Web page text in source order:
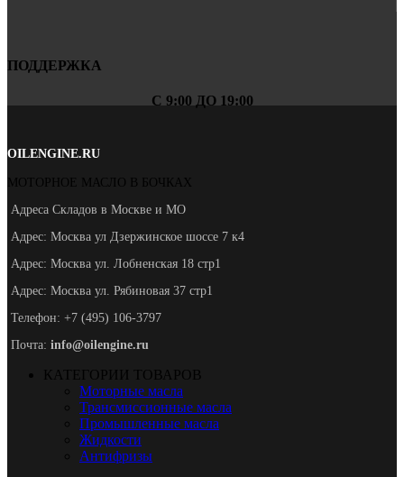
ПОДДЕРЖКА
С 9:00 ДО 19:00
OILENGINE.RU
МОТОРНОЕ МАСЛО В БОЧКАХ
Адреса Складов в Москве и МО
Адрес: Москва ул Дзержинское шоссе 7 к4
Адрес: Москва ул. Лобненская 18 стр1
Адрес: Москва ул. Рябиновая 37 стр1
Телефон: +7 (495) 106-3797
Почта: info@oilengine.ru
КАТЕГОРИИ ТОВАРОВ
Моторные масла
Трансмиссионные масла
Промышленные масла
Жидкости
Антифризы